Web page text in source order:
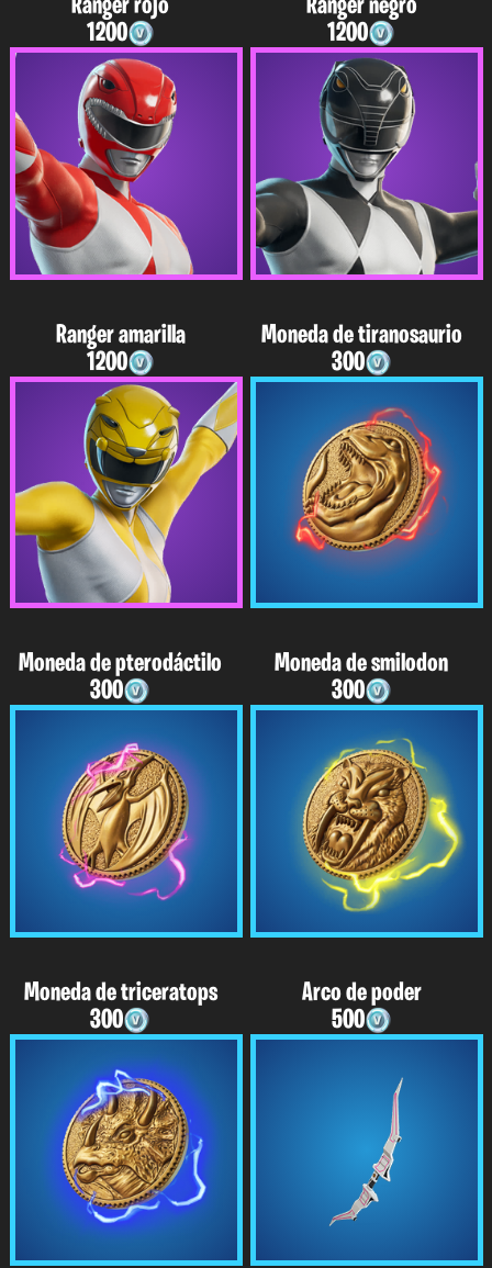
Ranger rojo
1200
Ranger negro
1200
Ranger amarilla
1200
Moneda de tiranosaurio
300
Moneda de pterodáctilo
300
Moneda de smilodon
300
Moneda de triceratops
300
Arco de poder
500